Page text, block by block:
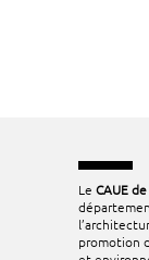
Le CAUE
promotion